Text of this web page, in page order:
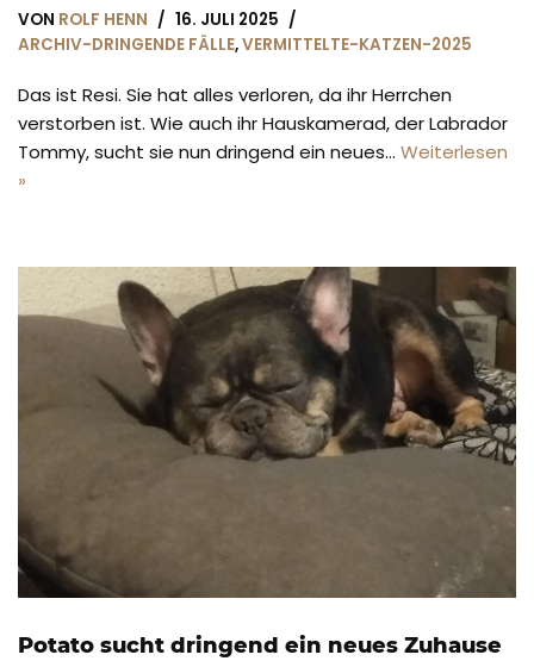
VON ROLF HENN
16. JULI 2025
ARCHIV-DRINGENDE FÄLLE,VERMITTELTE-KATZEN-2025
Das ist Resi. Sie hat alles verloren, da ihr Herrchen
verstorben ist. Wie auch ihr Hauskamerad, der Labrador
Tommy, sucht sie nun dringend ein neues… Weiterlesen
»
Potato sucht dringend ein neues Zuhause